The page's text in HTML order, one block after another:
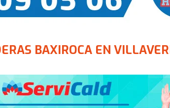
BAXIROCA EN